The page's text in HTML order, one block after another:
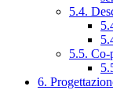
5.4.
5.5. Co-
6.